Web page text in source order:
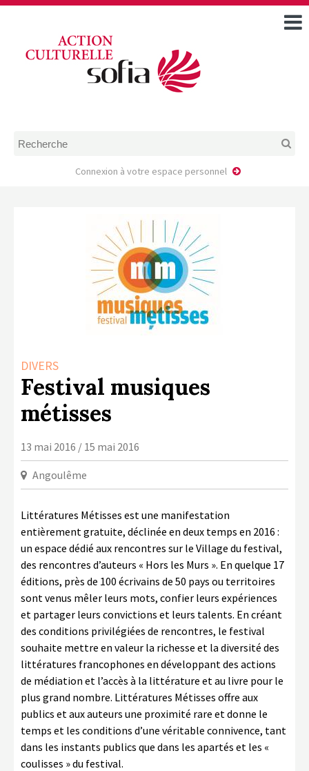
DOSSIERS DE DEMANDE
AUTEUR/PORTEUR DE
PROJET
LA COPIE PRIVÉE
Connexion à votre espace personnel
DIVERS
Festival musiques
métisses
13 mai 2016 / 15 mai 2016
Angoulême
Littératures Métisses est une manifestation
entièrement gratuite, déclinée en deux temps en 2016 :
un espace dédié aux rencontres sur le Village du festival,
des rencontres d’auteurs « Hors les Murs ». En quelque 17
éditions, près de 100 écrivains de 50 pays ou territoires
sont venus mêler leurs mots, confier leurs expériences
et partager leurs convictions et leurs talents. En créant
des conditions privilégiées de rencontres, le festival
souhaite mettre en valeur la richesse et la diversité des
littératures francophones en développant des actions
de médiation et l’accès à la littérature et au livre pour le
plus grand nombre. Littératures Métisses offre aux
publics et aux auteurs une proximité rare et donne le
temps et les conditions d’une véritable connivence, tant
dans les instants publics que dans les apartés et les «
coulisses » du festival.